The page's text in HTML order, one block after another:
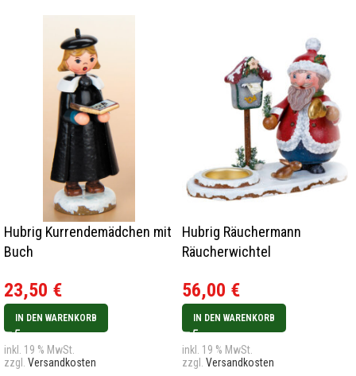
Hubrig Kurrendemädchen mit
Buch
23,50 €
IN DEN WARENKORB
inkl. 19 % MwSt.
zzgl. Versandkosten
Hubrig Räuchermann
Räucherwichtel
56,00 €
IN DEN WARENKORB
inkl. 19 % MwSt.
zzgl. Versandkosten